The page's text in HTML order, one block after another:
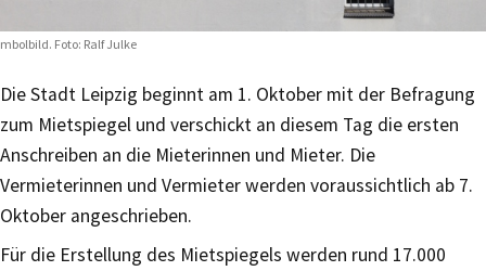
Foto: Ralf Julke
Die Stadt Leipzig beginnt am 1. Oktober mit der Befragung
zum Mietspiegel und verschickt an diesem Tag die ersten
Anschreiben an die Mieterinnen und Mieter. Die
Vermieterinnen und Vermieter werden voraussichtlich ab 7.
Oktober angeschrieben.
Für die Erstellung des Mietspiegels werden rund 17.000